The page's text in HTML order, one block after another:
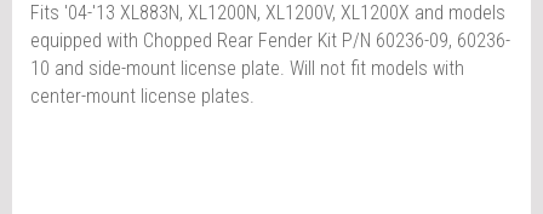
Fits '04-'13 XL883N, XL1200N, XL1200V, XL1200X and models
equipped with Chopped Rear Fender Kit P/N 60236-09, 60236-
10 and side-mount license plate. Will not fit models with
center-mount license plates.